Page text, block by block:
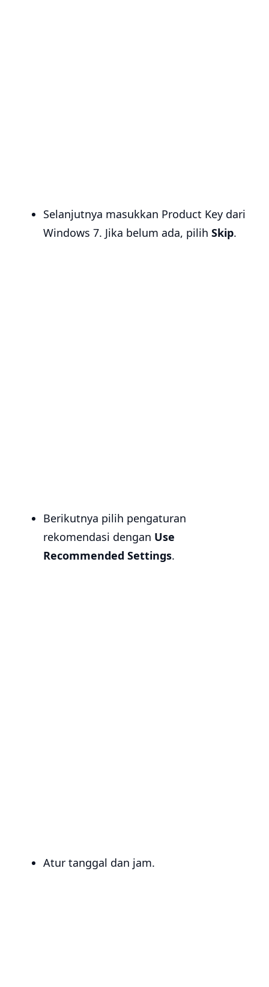
Selanjutnya masukkan Product Key dari
Windows 7. Jika belum ada, pilih Skip.
Berikutnya pilih pengaturan
rekomendasi dengan Use
Recommended Settings.
Atur tanggal dan jam.